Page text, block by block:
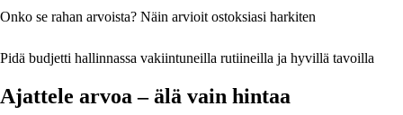
Onko se rahan arvoista? Näin arvioit ostoksiasi harkiten
Pidä budjetti hallinnassa vakiintuneilla rutiineilla ja hyvillä tavoilla
Ajattele arvoa – älä vain hintaa